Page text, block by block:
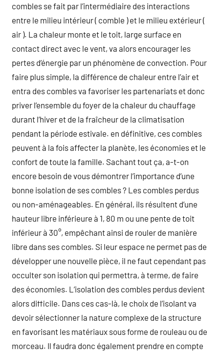
combles se fait par l’intermédiaire des interactions
entre le milieu intérieur ( comble ) et le milieu extérieur (
air ). La chaleur monte et le toit, large surface en
contact direct avec le vent, va alors encourager les
pertes d’énergie par un phénomène de convection. Pour
faire plus simple, la différence de chaleur entre l’air et
entra des combles va favoriser les partenariats et donc
priver l’ensemble du foyer de la chaleur du chauffage
durant l’hiver et de la fraîcheur de la climatisation
pendant la période estivale. en définitive, ces combles
peuvent à la fois affecter la planète, les économies et le
confort de toute la famille. Sachant tout ça, a-t-on
encore besoin de vous démontrer l’importance d’une
bonne isolation de ses combles ? Les combles perdus
ou non-aménageables. En général, ils résultent d’une
hauteur libre inférieure à 1, 80 m ou une pente de toit
inférieur à 30°, empêchant ainsi de rouler de manière
libre dans ses combles. Si leur espace ne permet pas de
développer une nouvelle pièce, il ne faut cependant pas
occulter son isolation qui permettra, à terme, de faire
des économies. L’isolation des combles perdus devient
alors difficile. Dans ces cas-là, le choix de l’isolant va
devoir sélectionner la nature complexe de la structure
en favorisant les matériaux sous forme de rouleau ou de
morceau. Il faudra donc également prendre en compte